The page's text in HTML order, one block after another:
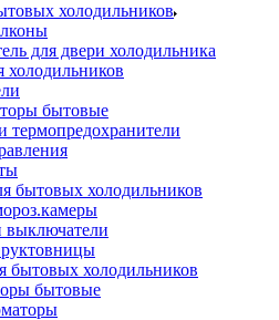
холодильников
для двери холодильника
холодильников
бытовые
термопредохранители
бытовых холодильников
холодильников
бытовые